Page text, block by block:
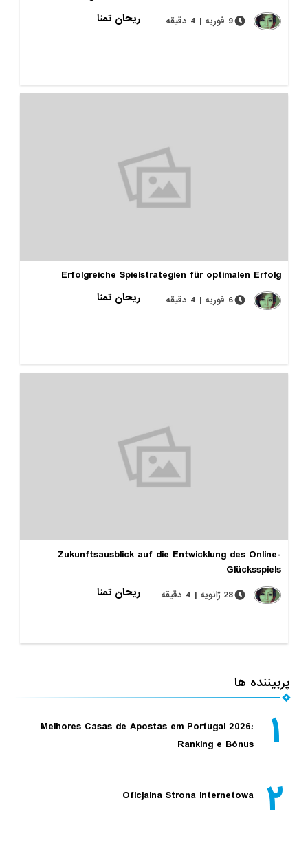
ریحان تمنا
9 فوریه | 4 دقیقه
Erfolgreiche Spielstrategien für optimalen Erfolg
ریحان تمنا
6 فوریه | 4 دقیقه
Zukunftsausblick auf die Entwicklung des Online-
Glücksspiels
ریحان تمنا
28 ژانویه | 4 دقیقه
پربیننده ها
۱
Melhores Casas de Apostas em Portugal 2026:
Ranking e Bónus
۲ Oficjalna Strona Internetowa